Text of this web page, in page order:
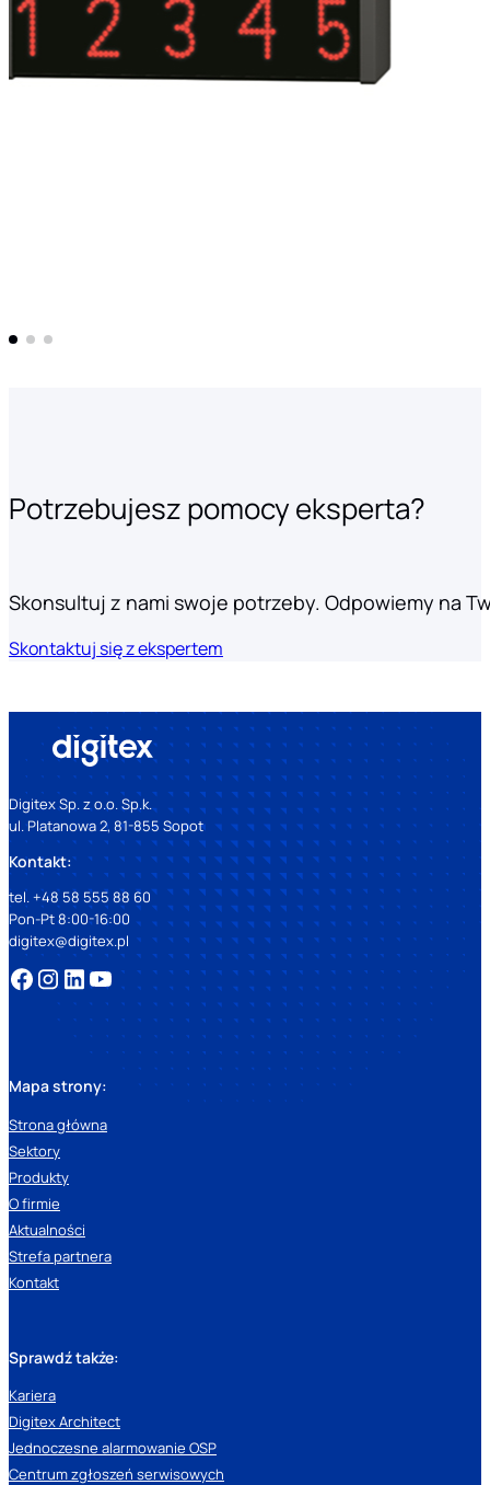
Potrzebujesz pomocy eksperta?
Skonsultuj z nami swoje potrzeby. Odpowiemy na
Skontaktuj się z ekspertem
Digitex Sp. z o.o. Sp.k.
ul. Platanowa 2, 81-855 Sopot
Kontakt:
tel. +48 58 555 88 60
Pon-Pt 8:00-16:00
digitex@digitex.pl
Mapa strony:
Strona główna
Sektory
Produkty
O firmie
Aktualności
Strefa partnera
Kontakt
Sprawdź także:
Kariera
Digitex Architect
Jednoczesne alarmowanie OSP
Centrum zgłoszeń serwisowych